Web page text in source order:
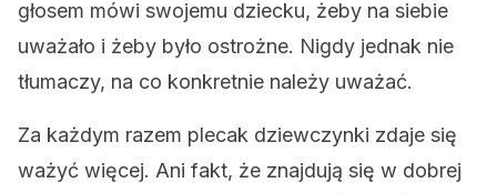
głosem mówi swojemu dziecku, żeby na siebie
uważało i żeby było ostrożne. Nigdy jednak nie
tłumaczy, na co konkretnie należy uważać.
Za każdym razem plecak dziewczynki zdaje się
ważyć więcej. Ani fakt, że znajdują się w dobrej